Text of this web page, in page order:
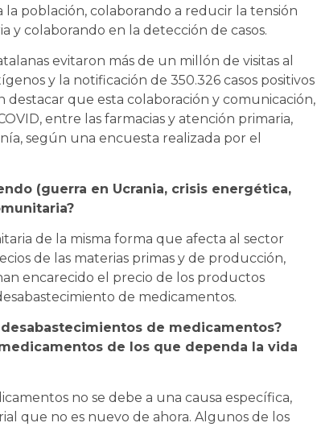
población, colaborando a reducir la tensión
y colaborando en la detección de casos.
evitaron más de un millón de visitas al
y la notificación de 350.326 casos positivos
destacar que esta colaboración y comunicación,
entre las farmacias y atención primaria,
según una encuesta realizada por el
(guerra en Ucrania, crisis energética,
de la misma forma que afecta al sector
de las materias primas y de producción,
encarecido el precio de los productos
de medicamentos.
de medicamentos?
de los que dependa la vida
no se debe a una causa específica,
que no es nuevo de ahora. Algunos de los